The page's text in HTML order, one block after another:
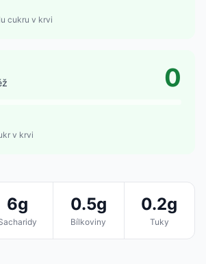
cukru v krvi
0
v krvi
6g 0.5g
Bílkoviny
0.2g
Tuky